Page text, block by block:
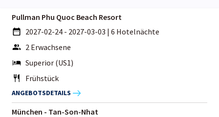
Pullman Phu Quoc Beach Resort
2027-02-24 - 2027-03-03 | 6 Hotelnächte
2 Erwachsene
Superior (US1)
Frühstück
ANGEBOTSDETAILS
München - Tan-Son-Nhat